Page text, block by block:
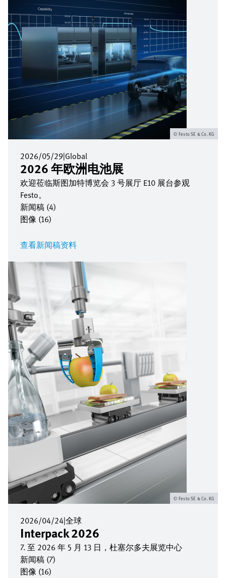
2026/05/29|Global
2026 年欧洲电池展
欢迎莅临斯图加特博览会 3 号展厅 E10 展台参观
Festo。
新闻稿 (4)
图像 (16)
查看新闻稿资料
Festo SE & Co. KG
2026/04/24|全球
Interpack 2026
7. 至 2026 年 5 月 13 日，杜塞尔多夫展览中心
新闻稿 (7)
图像 (16)
图
像
Festo SE & Co. KG